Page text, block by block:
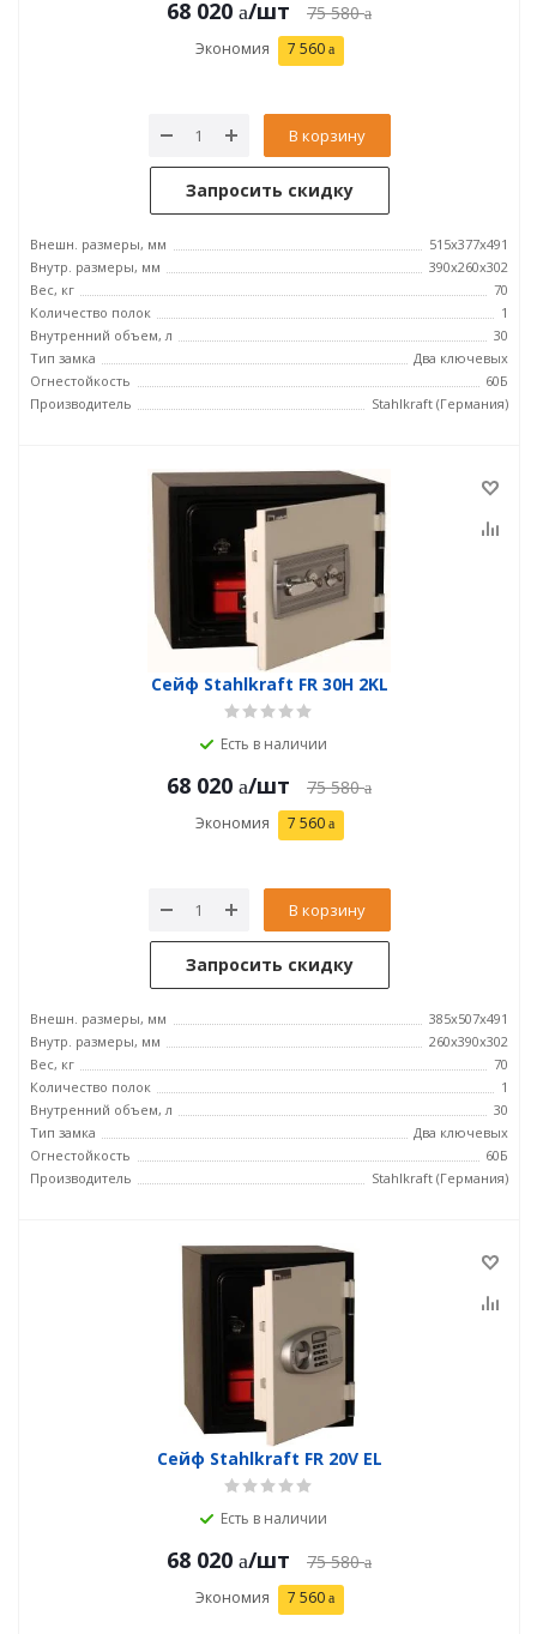
68 020 /шт 75 580
Экономия 7 560
В корзину
Запросить скидку
Внешн. размеры, мм
515x377x491
Внутр. размеры, мм
390x260x302
Вес, кг
70
Количество полок
1
Внутренний объем, л
30
Тип замка
Два ключевых
Огнестойкость
60Б
Производитель
Stahlkraft (Германия)
Сейф Stahlkraft FR 30H 2KL
Есть в наличии
68 020 /шт 75 580
Экономия 7 560
В корзину
Запросить скидку
Внешн. размеры, мм
385x507x491
Внутр. размеры, мм
260x390x302
Вес, кг
70
Количество полок
1
Внутренний объем, л
30
Тип замка
Два ключевых
Огнестойкость
60Б
Производитель
Stahlkraft (Германия)
Сейф Stahlkraft FR 20V EL
Есть в наличии
68 020 /шт 75 580
Экономия 7 560